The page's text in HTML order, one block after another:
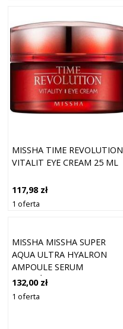
MISSHA TIME REVOLUTION
VITALIT EYE CREAM 25 ML
117,98 zł
1 oferta
MISSHA MISSHA SUPER
AQUA ULTRA HYALRON
AMPOULE SERUM
NAWILŻAJĄCE 47 ML
132,00 zł
1 oferta